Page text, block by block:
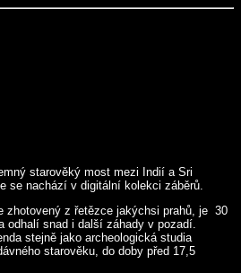
starověký most mezi Indií a Sri
se nachází v digitální kolekci záběrů.
zhotovený z řetězce jakýchsi prahů, je 30
odhalí snad i další záhady v pozadí.
stejně jako archeologická studia
starověku, do doby před 17,5